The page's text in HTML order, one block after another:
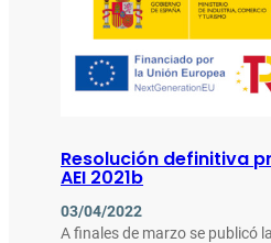
Resolución definitiva
AEI 2021b
03/04/2022
A finales de marzo se publicó